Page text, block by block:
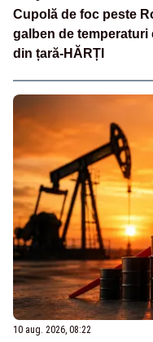
Cupolă de foc peste
galben de temperaturi
din țară-HĂRȚI
10 aug. 2026, 08:22